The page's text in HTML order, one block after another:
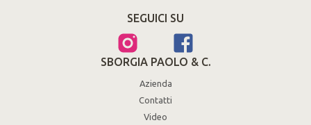
SEGUICI SU
SBORGIA PAOLO & C.
Azienda
Contatti
Video